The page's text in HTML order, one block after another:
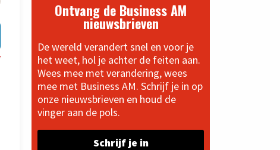
Ontvang de Business AM
nieuwsbrieven
De wereld verandert snel en voor je
het weet, hol je achter de feiten aan.
Wees mee met verandering, wees
mee met Business AM. Schrijf je in op
onze nieuwsbrieven en houd de
vinger aan de pols.
Schrijf je in